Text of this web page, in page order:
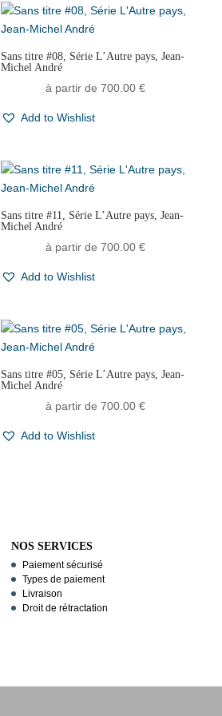
Sans titre #08, Série L’Autre pays, Jean-
Michel André
à partir de700.00€
Add to Wishlist
Sans titre #11, Série L’Autre pays, Jean-
Michel André
à partir de700.00€
Add to Wishlist
Sans titre #05, Série L’Autre pays, Jean-
Michel André
à partir de700.00€
Add to Wishlist
NOS SERVICES
Paiement sécurisé
Types de paiement
Livraison
Droit de rétractation